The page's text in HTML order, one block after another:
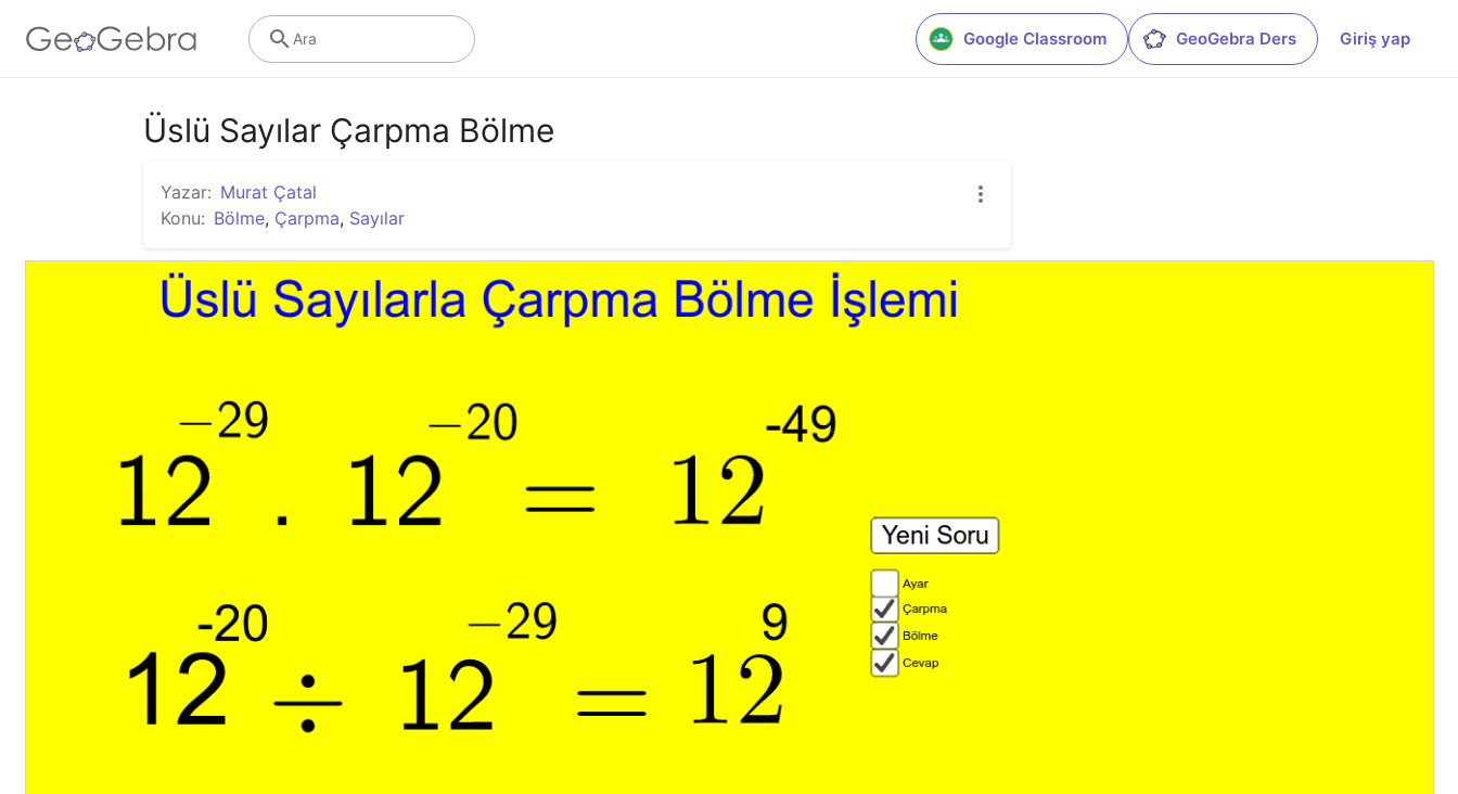
Google Classroom GeoGebra Ders Giriş yap
Ara
Üslü Sayılar Çarpma Bölme
Yazar: Murat Çatal
Konu: Bölme, Çarpma, Sayılar